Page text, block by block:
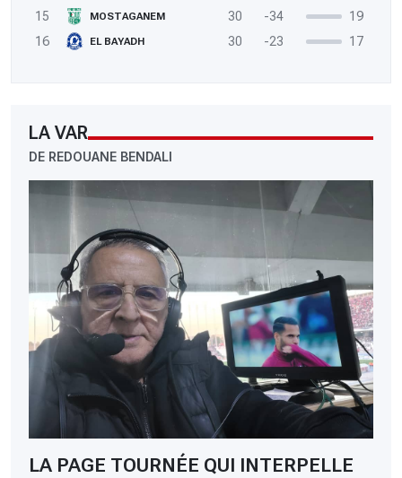
15
MOSTAGANEM 30 -34
19
16
EL BAYADH 30 -23 17
LA VAR
DE REDOUANE BENDALI
LA PAGE TOURNÉE QUI INTERPELLE